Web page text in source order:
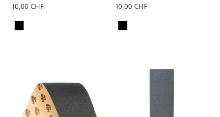
10,00 CHF
Colour
Black
10,00 CHF
Colour
Black